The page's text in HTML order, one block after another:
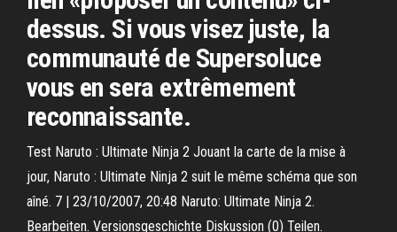
dessus. Si vous visez juste, la
communauté de Supersoluce
vous en sera extrêmement
reconnaissante.
Test Naruto : Ultimate Ninja 2 Jouant la carte de la mise à
jour, Naruto : Ultimate Ninja 2 suit le même schéma que son
aîné. 7 | 23/10/2007, 20:48 Naruto: Ultimate Ninja 2.
Bearbeiten. Versionsgeschichte Diskussion (0) Teilen.